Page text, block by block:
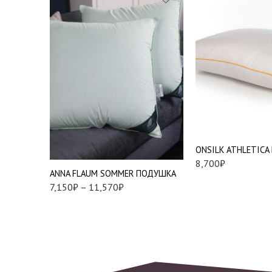
ANNA FLAUM SOMMER ПОДУШКА
7,150₽ – 11,570₽
Упругая
ONSILK
8,700₽